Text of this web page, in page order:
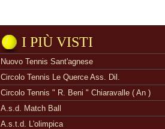
I PIÙ VISTI
Nuovo Tennis Sant'agnese
Circolo Tennis Le Querce Ass. Dil.
Circolo Tennis " R. Beni " Chiaravalle ( An )
A.s.d. Match Ball
A.s.t.d. L'olimpica